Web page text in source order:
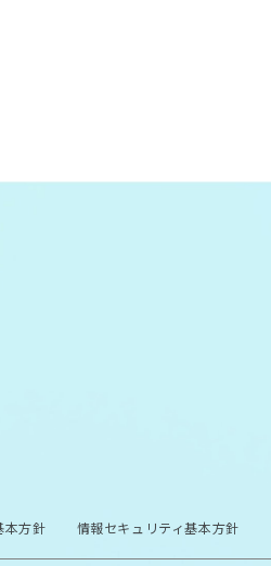
本方針 情報セキュリティ基本方針